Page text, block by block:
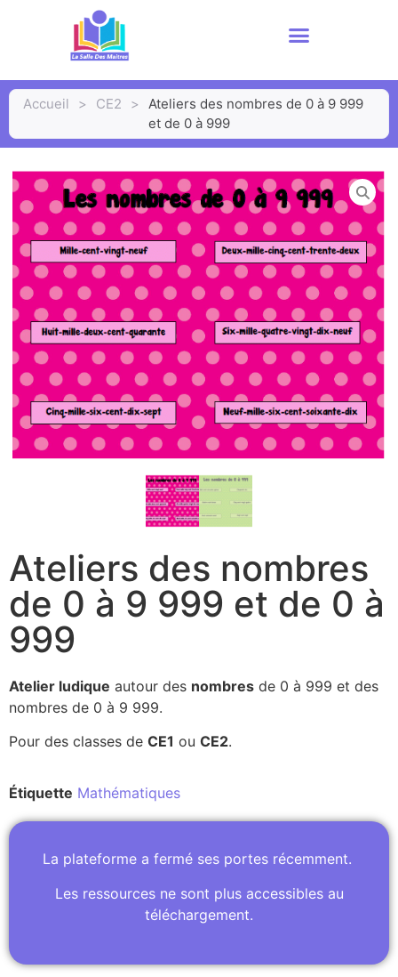
Accueil > CE2 >
Ateliers des nombres de 0 à 9 999
et de 0 à 999
Ateliers des nombres
de 0 à 9 999 et de 0 à
999
Atelier ludique autour des nombres de 0 à 999 et des
nombres de 0 à 9 999.
Pour des classes de CE1 ou CE2.
Étiquette Mathématiques
La plateforme a fermé ses portes récemment.
Les ressources ne sont plus accessibles au
téléchargement.